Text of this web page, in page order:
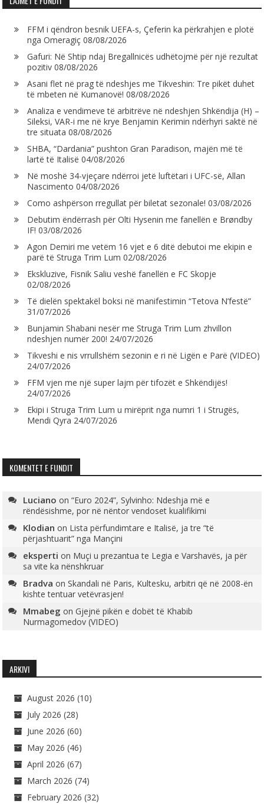
FFM i qëndron besnik UEFA-s, Çeferin ka përkrahjen e plotë
nga Omeragiç 08/08/2026
Gafuri: Në Shtip ndaj Bregallnicës udhëtojmë për një rezultat
pozitiv 08/08/2026
Asani flet në prag të ndeshjes me Tikveshin: Tre pikët duhet
të mbeten në Kumanovë! 08/08/2026
Analiza e vendimeve të arbitrëve në ndeshjen Shkëndija (H) –
Sileksi, VAR-i me në krye Benjamin Kerimin ndërhyri saktë në
tre situata 08/08/2026
SHBA, “Dardania” pushton Gran Paradison, majën më të
lartë të Italisë 04/08/2026
Në moshë 34-vjeçare ndërroi jetë luftëtari i UFC-së, Allan
Nascimento 04/08/2026
Como ashpërson rregullat për biletat sezonale! 03/08/2026
Debutim ëndërrash për Olti Hysenin me fanellën e Brøndby
IF! 03/08/2026
Agon Demiri me vetëm 16 vjet e 6 ditë debutoi me ekipin e
parë të Struga Trim Lum 02/08/2026
Ekskluzive, Fisnik Saliu veshë fanellën e FC Skopje
02/08/2026
Të dielën spektakël boksi në manifestimin “Tetova N’festë”
31/07/2026
Bunjamin Shabani nesër me Struga Trim Lum zhvillon
ndeshjen numër 200! 24/07/2026
Tikveshi e nis vrrullshëm sezonin e ri në Ligën e Parë (VIDEO)
24/07/2026
FFM vjen me një super lajm për tifozët e Shkëndijës!
24/07/2026
Ekipi i Struga Trim Lum u mirëprit nga numri 1 i Strugës,
Mendi Qyra 24/07/2026
KOMENTET E FUNDIT
Luciano on“Euro 2024”, Sylvinho: Ndeshja më e
rëndësishme, por në nëntor vendoset kualifikimi
Klodian on Lista përfundimtare e Italisë, ja tre “të
përjashtuarit” nga Mançini
eksperti on Muçi u prezantua te Legia e Varshavës, ja për
sa vite ka nënshkruar
Bradva onSkandali në Paris, Kultesku, arbitri që në 2008-ën
kishte tentuar vetëvrasjen!
Mmabeg onGjejnë pikën e dobët të Khabib
Nurmagomedov (VIDEO)
ARKIVI
August 2026 (10)
July 2026 (28)
June 2026 (60)
May 2026 (46)
April 2026 (67)
March 2026 (74)
February 2026 (32)